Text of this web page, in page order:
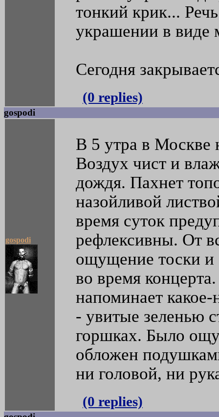
тонкий крик...
украшении в виде
Сегодня
(0 replies)
gospodi
gospodi
В 5 утра в Москве
Воздух чист и
дождя. Пахнет
назойливой
время суток
рефлексивны. От
ощущение тоски и
во время
напоминает какое-
- увитые зеленью
горшках. Было
обложен
ни головой, ни
(0 replies)